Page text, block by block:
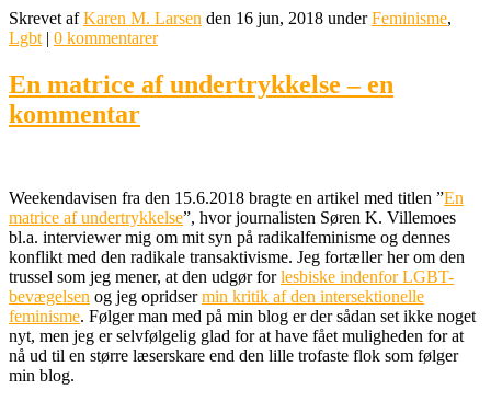
Skrevet afKaren M. Larsen den 16 jun, 2018 underFeminisme,
Lgbt | 0 kommentarer
En matrice af undertrykkelse – en
kommentar
Weekendavisen fra den 15.6.2018 bragte en artikel med titlen ”En
matrice af undertrykkelse”, hvor journalisten Søren K. Villemoes
bl.a. interviewer mig om mit syn på radikalfeminisme og dennes
konflikt med den radikale transaktivisme. Jeg fortæller her om den
trussel som jeg mener, at den udgør forlesbiske indenfor LGBT-
bevægelsen og jeg opridsermin kritik af den intersektionelle
feminisme. Følger man med på min blog er der sådan set ikke noget
nyt, men jeg er selvfølgelig glad for at have fået muligheden for at
nå ud til en større læserskare end den lille trofaste flok som følger
min blog.